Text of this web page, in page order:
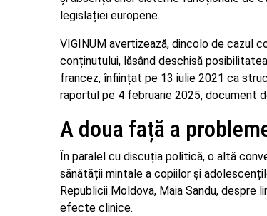
legislației europene.
VIGINUM avertizează, dincolo de cazul
conținutului, lăsând deschisă
francez, înființat pe 13 iulie 2021 ca
raportul pe 4 februarie 2025, document
A doua față a
În paralel cu discuția politică, o altă
sănătății mintale a copiilor și
Republicii Moldova, Maia Sandu,
efecte clinice.